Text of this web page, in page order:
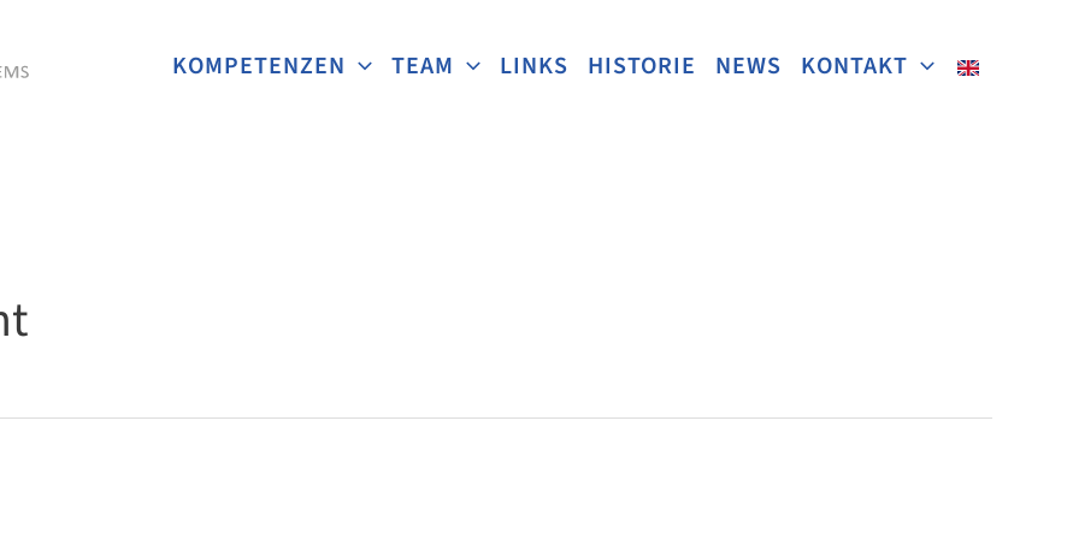
KOMPETENZEN TEAM LINKS HISTORIE NEWS KONTAKT